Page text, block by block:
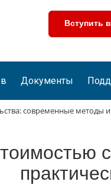
Вступить
Документы
современные методы